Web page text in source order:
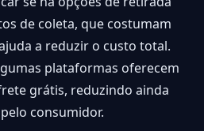
de coleta, que costumam
a reduzir o custo total.
plataformas oferecem
grátis, reduzindo ainda
consumidor.